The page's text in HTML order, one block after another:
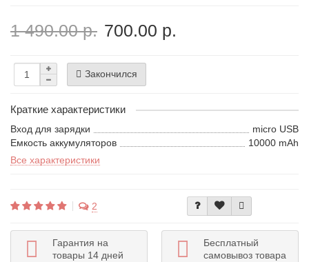
1 490.00 р. 700.00 р.
Закончился
Краткие характеристики
Вход для зарядки
micro USB
Емкость аккумуляторов
10000 mAh
Все характеристики
2
Гарантия на
товары 14 дней
Бесплатный
самовывоз товара